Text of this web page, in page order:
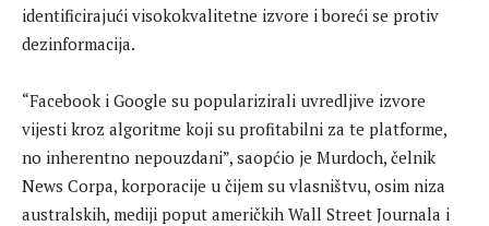
identificirajući visokokvalitetne izvore i boreći se protiv
dezinformacija.
“Facebook i Google su popularizirali uvredljive izvore
vijesti kroz algoritme koji su profitabilni za te platforme,
no inherentno nepouzdani”, saopćio je Murdoch, čelnik
News Corpa, korporacije u čijem su vlasništvu, osim niza
australskih, mediji poput američkih Wall Street Journala i